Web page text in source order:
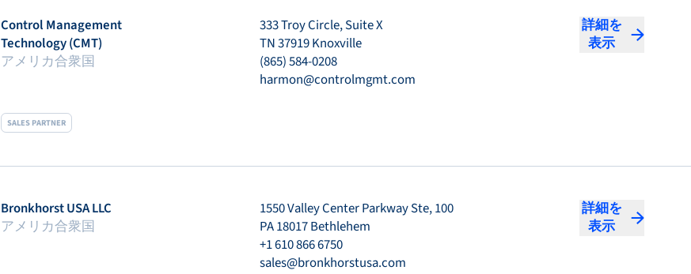
SALES PARTNER
Control Management
Technology (CMT)
アメリカ合衆国
333 Troy Circle, Suite X
TN 37919 Knoxville
(865) 584-0208
harmon@controlmgmt.com
詳細を
表示
Bronkhorst USA LLC
アメリカ合衆国
1550 Valley Center Parkway Ste, 100
PA 18017 Bethlehem
+1 610 866 6750
sales@bronkhorstusa.com
詳細を
表示